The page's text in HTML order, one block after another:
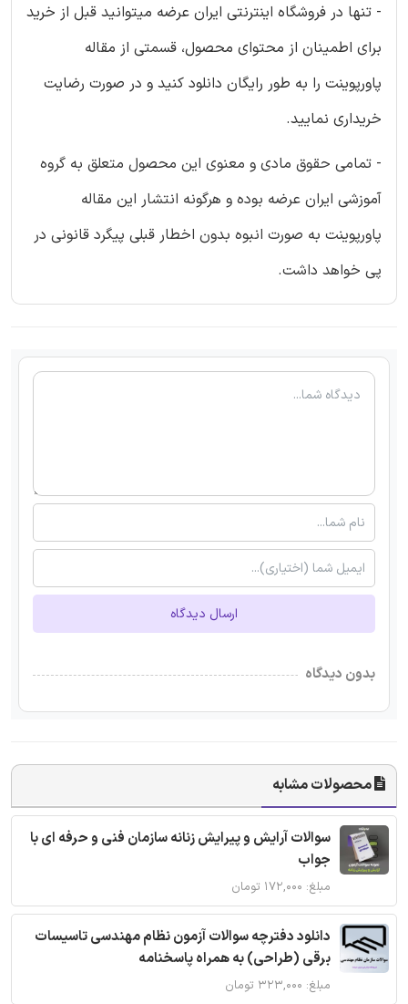
- تنها در فروشگاه اینترنتی ایران عرضه میتوانید قبل از خرید
برای اطمینان از محتوای محصول، قسمتی از مقاله
پاورپوینت را به طور رایگان دانلود کنید و در صورت رضایت
خریداری نمایید.
- تمامی حقوق مادی و معنوی این محصول متعلق به گروه
آموزشی ایران عرضه بوده و هرگونه انتشار این مقاله
پاورپوینت به صورت انبوه بدون اخطار قبلی پیگرد قانونی در
پی خواهد داشت.
ارسال دیدگاه
بدون دیدگاه
محصولات مشابه
سوالات آرایش و پیرایش زنانه سازمان فنی و حرفه ای با
جواب
مبلغ: ۱۷۲,۰۰۰ تومان
دانلود دفترچه سوالات آزمون نظام مهندسی تاسیسات
برقی (طراحی) به همراه پاسخنامه
مبلغ: ۳۲۳,۰۰۰ تومان